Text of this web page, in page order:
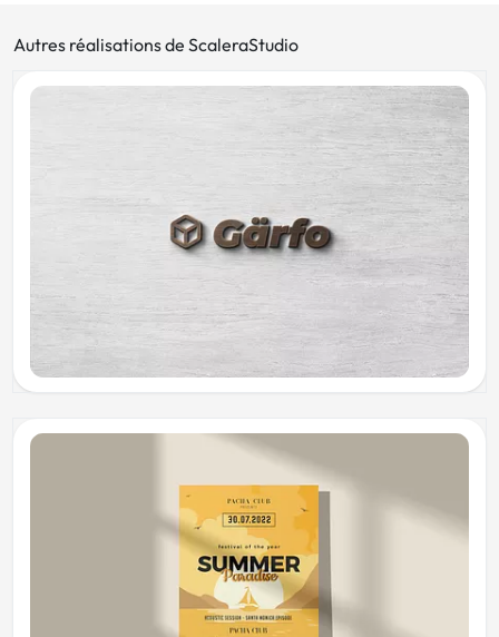
Autres réalisations de ScaleraStudio